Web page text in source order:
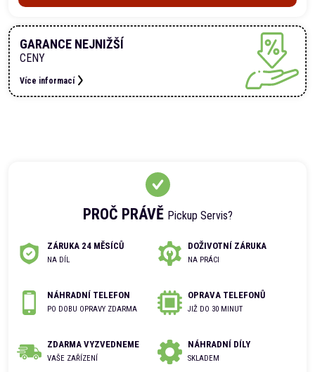
PROČ PRÁVĚ Pickup Servis?
ZÁRUKA 24 MĚSÍCŮ
NA DÍL
DOŽIVOTNÍ ZÁRUKA
NA PRÁCI
NÁHRADNÍ TELEFON
PO DOBU OPRAVY ZDARMA
OPRAVA TELEFONŮ
JIŽ DO 30 MINUT
ZDARMA VYZVEDNEME
VAŠE ZAŘÍZENÍ
NÁHRADNÍ DÍLY
SKLADEM
GARANCE NEJNIŽŠÍ
CENY
Více informací